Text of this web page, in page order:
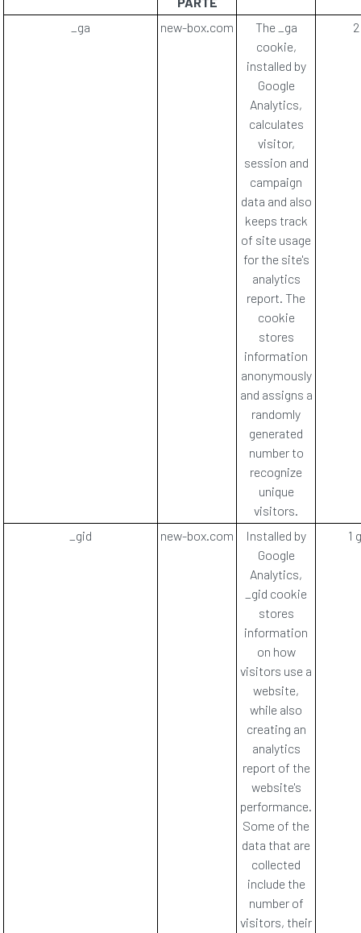
_ga new-box.com
The _ga
cookie,
installed by
Google
Analytics,
calculates
visitor,
session and
campaign
data and also
keeps track
of site usage
for the site's
analytics
report. The
cookie
stores
information
anonymously
and assigns a
randomly
generated
number to
recognize
unique
visitors.
_gid new-box.com
Installed by
Google
Analytics,
_gid cookie
stores
information
on how
visitors use a
website,
while also
creating an
analytics
report of the
website's
performance.
Some of the
data that are
collected
include the
number of
visitors, their
1